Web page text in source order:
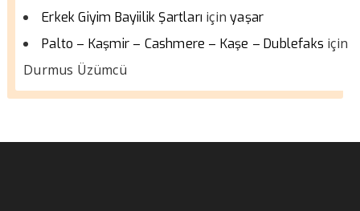
Erkek Giyim Bayiilik Şartları içinyaşar
Palto – Kaşmir – Cashmere – Kaşe – Dublefaks için
Durmus Üzümcü